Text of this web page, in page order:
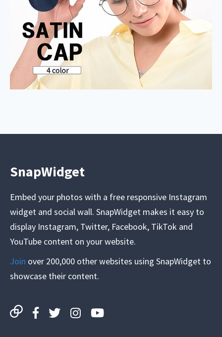
SnapWidget
Embed your photos with a free responsive Instagram
widget and social wall. SnapWidget makes it easy to
display Instagram, Twitter, Facebook, TikTok and
YouTube content on your website.
Join over 200,000 other websites using SnapWidget to
showcase their content.